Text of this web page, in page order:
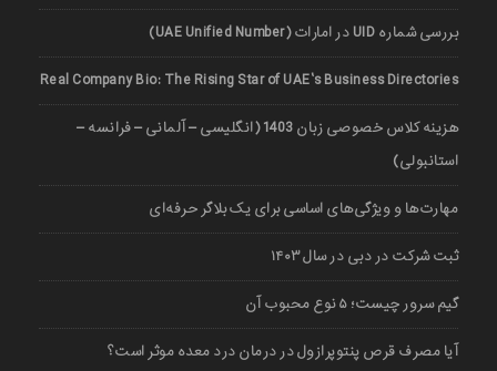
بررسی شماره UID در امارات (UAE Unified Number)
Real Company Bio: The Rising Star of UAE’s Business Directories
هزینه کلاس خصوصی زبان 1403 (انگلیسی – آلمانی – فرانسه –
استانبولی)
مهارت‌ها و ویژگی‌های اساسی برای یک بلاگر حرفه‌ای
ثبت شرکت در دبی در سال ۱۴۰۳
گیم سرور چیست؛ ۵ نوع محبوب آن
آیا مصرف قرص پنتوپرازول در درمان درد معده موثر است؟